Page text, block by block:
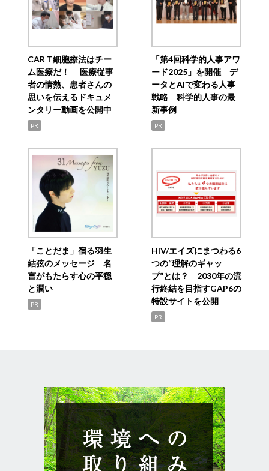
CAR T細胞療法はチー
ム医療だ！ 医療従事
者の情熱、患者さんの
思いを伝えるドキュメ
ンタリー動画を公開中
PR
「第4回科学的人事アワ
ード2025」を開催 デ
ータとAIで変わる人事
戦略 科学的人事の最
新事例
PR
「ことだま」宿る羽生
結弦のメッセージ 名
言がもたらす心の平穏
と潤い
PR
HIV/エイズにまつわる6
つの“理解のギャッ
プ”とは？ 2030年の流
行終結を目指すGAP6の
特設サイトを公開
PR